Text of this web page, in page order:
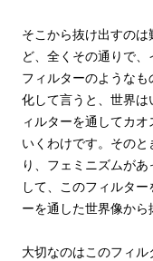
そこから抜け出すの
ど、全くその通りで、
フィルターのような
化して言うと、世界
ィルターを通してカ
いくわけです。その
り、フェミニズムが
して、このフィルタ
ーを通した世界像から
大切なのはこのフィ